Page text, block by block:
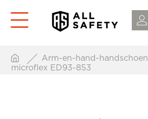
Arm-en-hand-handschoen
microflex ED93-853